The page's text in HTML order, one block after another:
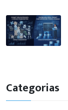
Categorias